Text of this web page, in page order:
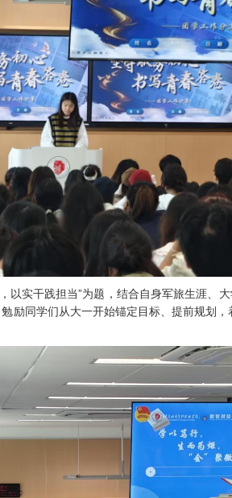
以实干践担当”为题，结合自身军旅生涯、
励同学们从大一开始锚定目标、提前规划